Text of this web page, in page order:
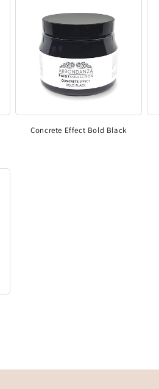
Concrete Effect Bold Black